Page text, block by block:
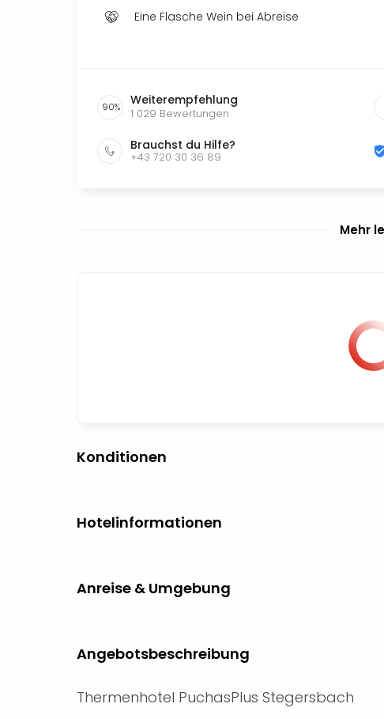
Eine Flasche Wein bei Abreise
90% Weiterempfehlung
1 029 Bewertungen
Brauchst du Hilfe?
+43 720 30 36 89
Mehr
Konditionen
Hotelinformationen
Anreise & Umgebung
Angebotsbeschreibung
Thermenhotel PuchasPlus Stegersbach